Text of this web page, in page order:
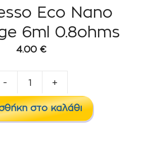
Eco Nano
6ml 0.8ohms
4.00 €
-
Eco
Nano
+
στο καλάθι